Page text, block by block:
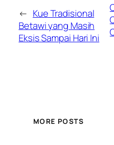
← Kue Tradisional
Betawi yang Masih
Eksis Sampai Hari Ini
MORE POSTS